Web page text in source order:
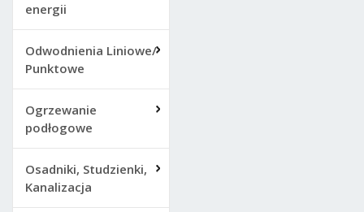
energii
Odwodnienia Liniowe/
Punktowe
Ogrzewanie
podłogowe
Osadniki, Studzienki,
Kanalizacja